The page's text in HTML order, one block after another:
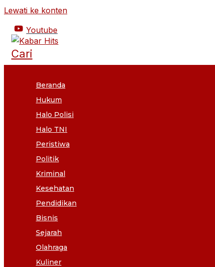
Lewati ke konten
Youtube
Cari
Beranda
Hukum
Halo Polisi
Halo TNI
Peristiwa
Politik
Kriminal
Kesehatan
Pendidikan
Bisnis
Sejarah
Olahraga
Kuliner